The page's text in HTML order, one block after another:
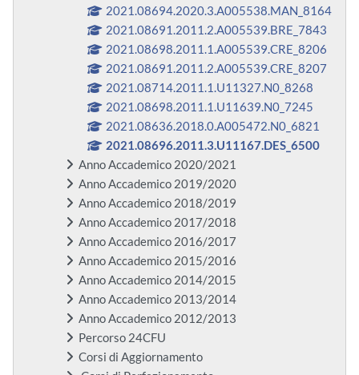
2021.08694.2020.3.A005538.MAN_8164
2021.08691.2011.2.A005539.BRE_7843
2021.08698.2011.1.A005539.CRE_8206
2021.08691.2011.2.A005539.CRE_8207
2021.08714.2011.1.U11327.N0_8268
2021.08698.2011.1.U11639.N0_7245
2021.08636.2018.0.A005472.N0_6821
2021.08696.2011.3.U11167.DES_6500
Anno Accademico 2020/2021
Anno Accademico 2019/2020
Anno Accademico 2018/2019
Anno Accademico 2017/2018
Anno Accademico 2016/2017
Anno Accademico 2015/2016
Anno Accademico 2014/2015
Anno Accademico 2013/2014
Anno Accademico 2012/2013
Percorso 24CFU
Corsi di Aggiornamento